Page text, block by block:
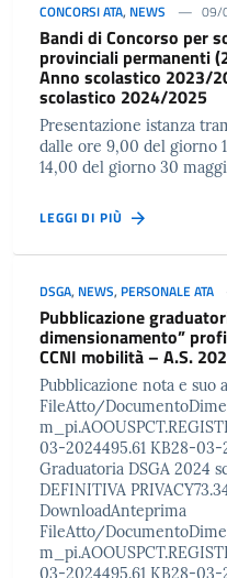
CONCORSI ATA, NEWS 09/
Bandi di Concorso per
provinciali permanenti
Anno scolastico 2023/
scolastico 2024/2025
Presentazione istanza
dalle ore 9,00 del giorno
14,00 del giorno 30
LEGGI DI PIÙ
DSGA, NEWS, PERSONALE ATA
Pubblicazione
dimensionamento”
CCNI mobilità – A.S.
Pubblicazione nota e suo
FileAtto/
03-2024495.61 KB28-
Graduatoria DSGA 2024
DEFINITIVA
DownloadAnteprima
FileAtto/
03-2024495.61 KB28-